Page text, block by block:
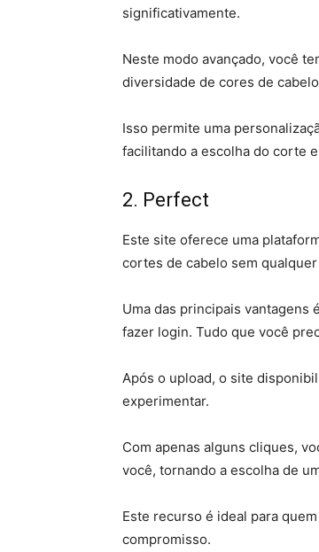
significativamente.
Neste modo avançado, você
diversidade de cores de
Isso permite uma
facilitando a escolha do corte
2. Perfect
Este site oferece uma
cortes de cabelo sem
Uma das principais vantagens
fazer login. Tudo que você
Após o upload, o site
experimentar.
Com apenas alguns cliques,
você, tornando a escolha de
Este recurso é ideal para
compromisso.